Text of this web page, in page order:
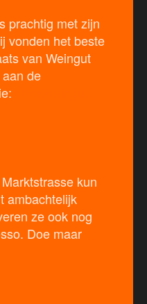
prachtig met zijn
vonden het beste
van Weingut
de
kun
ambachtelijk
ze ook nog
Doe maar